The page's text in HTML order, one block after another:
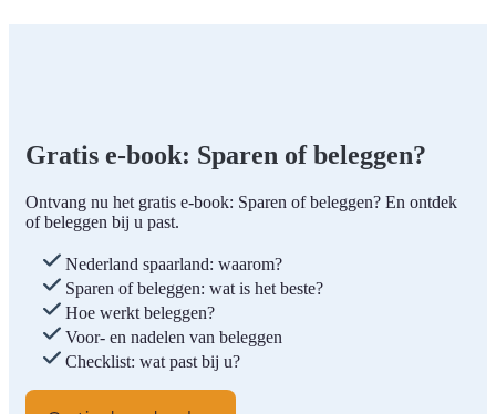
Gratis e-book: Sparen of beleggen?
Ontvang nu het gratis e-book: Sparen of beleggen? En ontdek
of beleggen bij u past.
Nederland spaarland: waarom?
Sparen of beleggen: wat is het beste?
Hoe werkt beleggen?
Voor- en nadelen van beleggen
Checklist: wat past bij u?